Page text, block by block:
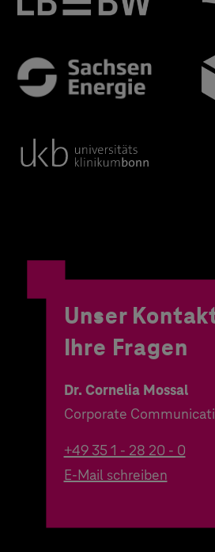
Unser
Ihre Fragen
Dr. Cornelia Mossal
Corporate
+49 35 1 - 28 20 - 0
E-Mail schreiben